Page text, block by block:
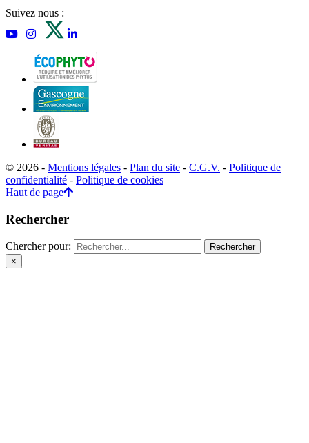
Suivez nous :
© 2026 - Mentions légales - Plan du site - C.G.V. - Politique de
confidentialité - Politique de cookies
Haut de page
Rechercher
Chercher pour:
×